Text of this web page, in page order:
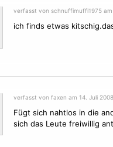
verfasst von schnuffimuffi1975 am
ich finds etwas
verfasst von faxen am 14. Juli
Fügt sich nahtlos in die
sich das Leute freiwillig